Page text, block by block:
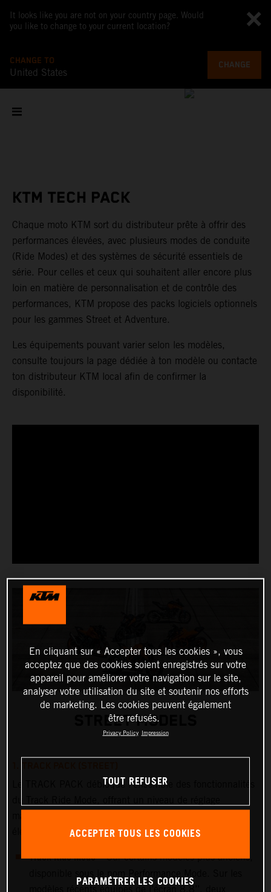
It looks like you are not on your country page. Would
you like to change to your current location?
CHANGE TO
United States
CHANGE
KTM TECH PACK
Chaque moto KTM sort du distributeur prête à offrir des
performances élevées, avec plusieurs modes de conduite
(Ride Modes) et des systèmes de sécurité essentiels de
série. Pour celles et ceux qui souhaitent aller encore plus
loin en matière de personnalisation et de contrôle des
performances, KTM propose des packs logiciels optionnels
pour les gammes Street et Adventure.
Les équipements pouvant varier selon les modèles,
consulte toujours la page dédiée à ton modèle ou contacte
ton distributeur KTM local afin de confirmer la
disponibilité.
STREET MODELS
Le TRACK PACK débloque l’ensemble des fonctionnalités
électronique réduite :
Track Ride Mode– Sur certains modèles plus anciens,
disponible sous le nom Performance Mode. Sur les
En cliquant sur « Accepter tous les cookies », vous
acceptez que des cookies soient enregistrés sur votre
appareil pour améliorer votre navigation sur le site,
analyser votre utilisation du site et soutenir nos efforts
de marketing. Les cookies peuvent également
être refusés.
Privacy Policy Impression
TOUT REFUSER
ACCEPTER TOUS LES COOKIES
PARAMÉTRER LES COOKIES